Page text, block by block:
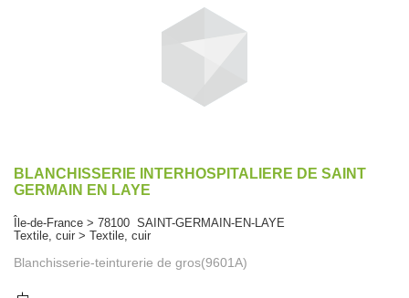
BLANCHISSERIE INTERHOSPITALIERE DE SAINT
GERMAIN EN LAYE
Île-de-France > 78100 SAINT-GERMAIN-EN-LAYE
Textile, cuir > Textile, cuir
Blanchisserie-teinturerie de gros(9601A)